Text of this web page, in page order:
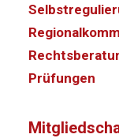
Prüfungen